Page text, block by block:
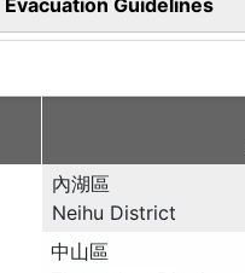
Evacuation Guidelines
內湖區
Neihu District
中山區